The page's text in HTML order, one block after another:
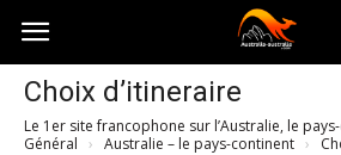
Australia-
australie.com
Choix d’itineraire
Le 1er site francophone sur l’Australie, le
Général › Australie – le pays-continent ›